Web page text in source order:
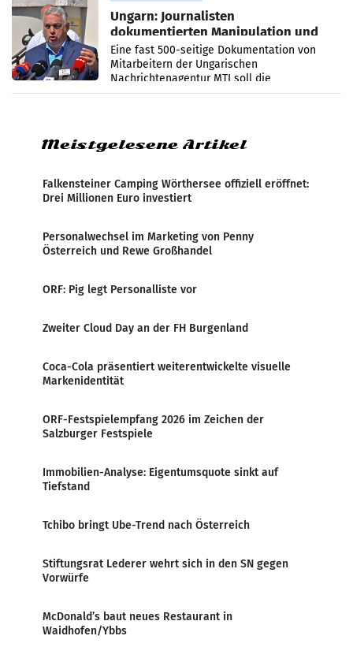
Ungarn: Journalisten
dokumentierten Manipulation und
Zensur
Eine fast 500-seitige Dokumentation von
Mitarbeitern der Ungarischen
Nachrichtenagentur MTI soll die
systematische Nachrichten-Manipulation und
Meistgelesene Artikel
Falkensteiner Camping Wörthersee offiziell eröffnet:
Drei Millionen Euro investiert
Personalwechsel im Marketing von Penny
Österreich und Rewe Großhandel
ORF: Pig legt Personalliste vor
Zweiter Cloud Day an der FH Burgenland
Coca-Cola präsentiert weiterentwickelte visuelle
Markenidentität
ORF-Festspielempfang 2026 im Zeichen der
Salzburger Festspiele
Immobilien-Analyse: Eigentumsquote sinkt auf
Tiefstand
Tchibo bringt Ube-Trend nach Österreich
Stiftungsrat Lederer wehrt sich in den SN gegen
Vorwürfe
McDonald’s baut neues Restaurant in
Waidhofen/Ybbs